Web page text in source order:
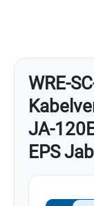
WRE-
JA-
EPS